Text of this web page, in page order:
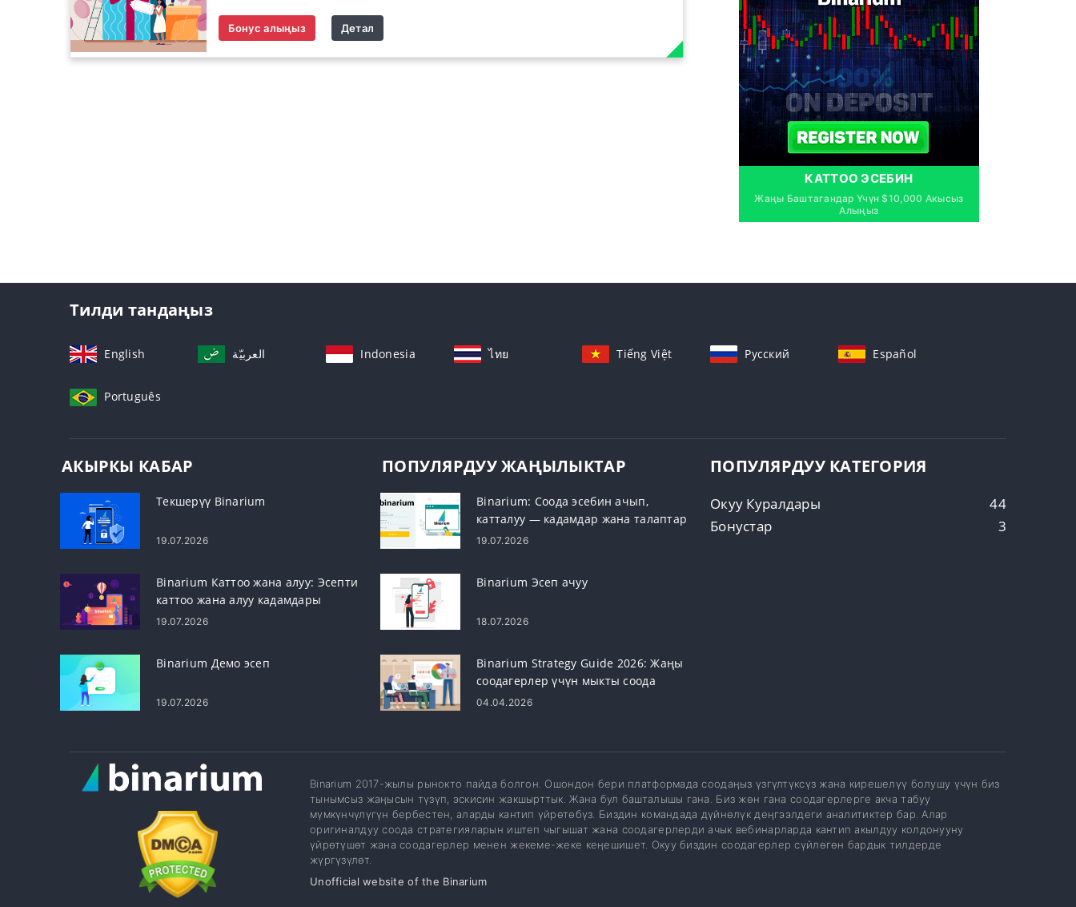
Бонус алыңыз Детал
КАТТОО ЭСЕБИН
Жаңы Баштагандар Үчүн $10,000 Акысыз
Алыңыз
Тилди тандаңыз
English العربيّة Indonesia ไทย Tiếng Việt Русский Español
Português
АКЫРКЫ КАБАР
Текшерүү Binarium
19.07.2026
Binarium Каттоо жана алуу: Эсепти
каттоо жана алуу кадамдары
19.07.2026
Binarium Демо эсеп
19.07.2026
ПОПУЛЯРДУУ ЖАҢЫЛЫКТАР
Binarium: Соода эсебин ачып,
катталуу — кадамдар жана талаптар
19.07.2026
Binarium Эсеп ачуу
18.07.2026
Binarium Strategy Guide 2026: Жаңы
соодагерлер үчүн мыкты соода
стратегиялары
04.04.2026
ПОПУЛЯРДУУ КАТЕГОРИЯ
Окуу Куралдары
44
Бонустар
3
Binarium 2017-жылы рынокто пайда болгон. Ошондон бери платформада соодаңыз үзгүлтүксүз жана кирешелүү болушу үчүн биз
тынымсыз жаңысын түзүп, эскисин жакшырттык. Жана бул башталышы гана. Биз жөн гана соодагерлерге акча табуу
мүмкүнчүлүгүн бербестен, аларды кантип үйрөтөбүз. Биздин командада дүйнөлүк деңгээлдеги аналитиктер бар. Алар
оригиналдуу соода стратегияларын иштеп чыгышат жана соодагерлерди ачык вебинарларда кантип акылдуу колдонууну
үйрөтүшөт жана соодагерлер менен жекеме-жеке кеңешишет. Окуу биздин соодагерлер сүйлөгөн бардык тилдерде
жүргүзүлөт.
Unofficial website of the Binarium